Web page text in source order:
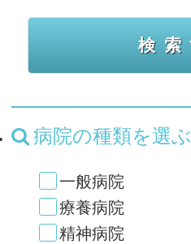
病院の種類を選ぶ
一般病院
療養病院
精神病院